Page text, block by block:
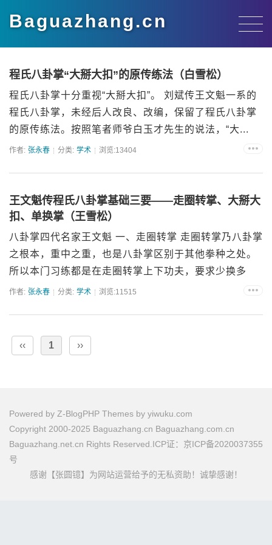
Baguazhang.cn
程氏八卦掌“大掰大扣”的原传练法（白雪松）
程氏八卦掌十分重视“大掰大扣”。 刘斌传王文魁一系的
程氏八卦掌，未经后人改良、改编，保留了程氏八卦掌
的原传练法。按照笔者师爷白玉才先生的说法，“大...
作者: 张永春 分类: 学术 浏览:13404
王文魁传程氏八卦掌基础三要——走圈转掌、大掰大
扣、单换掌（王雪松）
八卦掌四代名家王文魁 一、走圈转掌 走圈转掌乃八卦掌
之根本，重中之重，也是八卦掌区别于其他拳种之处。
所以本门习练都是在走圈转掌上下功夫，要求少换多
转...
作者: 张永春 分类: 学术 浏览:11515
‹‹ 1 ››
Powered by Z-BlogPHP Themes by yiwuku.com
Copyright 2000-2025 Baguazhang.cn Baguazhang.com.cn
Baguazhang.net.cn Rights Reserved.ICP证：京ICP备2020037355
号
感谢【张圆镱】为网站运营给予的无私资助！诚挚感谢！